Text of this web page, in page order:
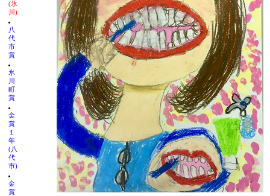
(氷
川)
八
代
市
賞
氷
川
町
賞
金
賞
１
年
(八
代
市)
金
賞